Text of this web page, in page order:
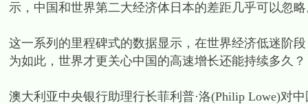
示，中国和世界第二大经济体日本的差距几乎可以忽略
这一系列的里程碑式的数据显示，在世界经济低迷阶
为如此，世界才更关心中国的高速增长还能持续多久？
澳大利亚中央银行助理行长菲利普·洛(Philip Lowe)对